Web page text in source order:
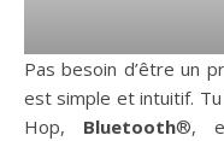
Pas besoin d’être un
est simple et intuitif.
Hop, Bluetooth®,